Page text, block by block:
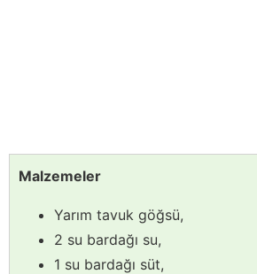
Malzemeler
Yarım tavuk göğsü,
2 su bardağı su,
1 su bardağı süt,